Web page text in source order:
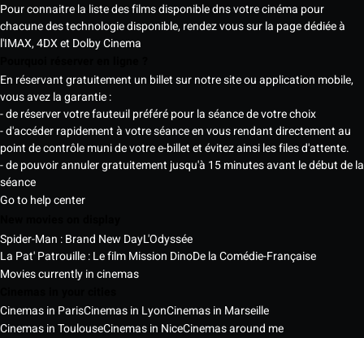
Pour connaitre la liste des films disponible dns votre cinéma pour
chacune des technologie disponible, rendez vous sur la page dédiée à
l'IMAX, 4DX et Dolby Cinema
En réservant gratuitement un billet sur notre site ou application mobile,
vous avez la garantie :
- de réserver votre fauteuil préféré pour la séance de votre choix
- d'accéder rapidement à votre séance en vous rendant directement au
point de contrôle muni de votre e-billet et évitez ainsi les files d'attente.
- de pouvoir annuler gratuitement jusqu'à 15 minutes avant le début de la
séance
Go to help center
Spider-Man : Brand New DayL'Odyssée
La Pat' Patrouille : Le film Mission DinoDe la Comédie-Française
Movies currently in cinemas
Cinemas in ParisCinemas in LyonCinemas in Marseille
Cinemas in ToulouseCinemas in NiceCinemas around me